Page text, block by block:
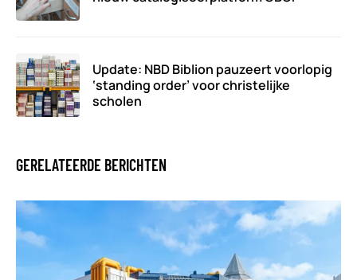
Update: NBD Biblion pauzeert voorlopig
‘standing order’ voor christelijke
scholen
GERELATEERDE BERICHTEN